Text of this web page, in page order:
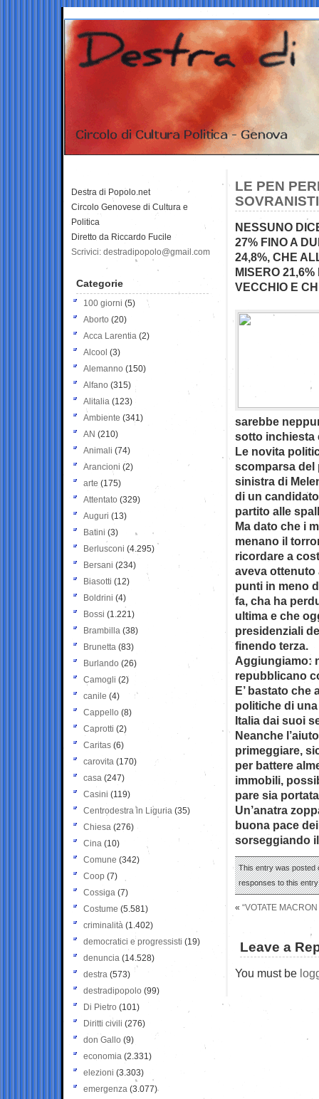
LE PEN
NESSUNO
27% FINO A
24,8%, CHE
MISERO
VECCHIO E
sarebbe
sotto inchiesta
Le novita
scomparsa del
sinistra di
di un
partito alle
Ma dato che i
menano il
ricordare a
aveva ottenuto
punti in meno
fa, cha ha
ultima e che
presidenziali
finendo terza.
Aggiungiamo:
repubblicano
E’ bastato che
politiche di
Italia dai suoi
Neanche
primeggiare,
per battere
immobili,
pare sia
Un’anatra
buona pace
sorseggiando
This entry was posted
responses to this
« “VOTATE
Leave a
You must be
Destra di Popolo.net
Circolo Genovese di Cultura e
Politica
Diretto da Riccardo Fucile
Scrivici: destradipopolo@gmail.com
Categorie
100 giorni (5)
Aborto (20)
Acca Larentia (2)
Alcool (3)
Alemanno (150)
Alfano (315)
Alitalia (123)
Ambiente (341)
AN (210)
Animali (74)
Arancioni (2)
arte (175)
Attentato (329)
Auguri (13)
Batini (3)
Berlusconi (4.295)
Bersani (234)
Biasotti (12)
Boldrini (4)
Bossi (1.221)
Brambilla (38)
Brunetta (83)
Burlando (26)
Camogli (2)
canile (4)
Cappello (8)
Caprotti (2)
Caritas (6)
carovita (170)
casa (247)
Casini (119)
Centrodestra in Liguria (35)
Chiesa (276)
Cina (10)
Comune (342)
Coop (7)
Cossiga (7)
Costume (5.581)
criminalità (1.402)
democratici e progressisti (19)
denuncia (14.528)
destra (573)
destradipopolo (99)
Di Pietro (101)
Diritti civili (276)
don Gallo (9)
economia (2.331)
elezioni (3.303)
emergenza (3.077)